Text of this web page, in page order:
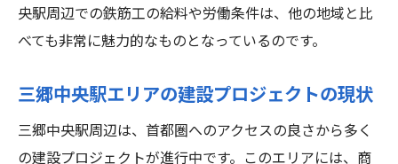
上位職位へのステップ
企業内部での昇進プロセス
三郷中央駅での鉄筋工の給料相場と働き方のポ
イント
央駅周辺での鉄筋工の給料や労働条件は、他の地域と比
べても非常に魅力的なものとなっているのです。
三郷中央駅エリアの建設プロジェクトの現状
三郷中央駅周辺は、首都圏へのアクセスの良さから多く
の建設プロジェクトが進行中です。このエリアには、商